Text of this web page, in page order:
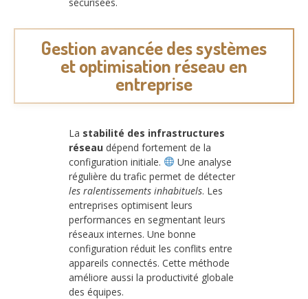
Gestion avancée des systèmes
et optimisation réseau en
entreprise
La stabilité des infrastructures
réseau dépend fortement de la
configuration initiale.
Une analyse
régulière du trafic permet de détecter
les ralentissements inhabituels. Les
entreprises optimisent leurs
performances en segmentant leurs
réseaux internes. Une bonne
configuration réduit les conflits entre
appareils connectés. Cette méthode
améliore aussi la productivité globale
des équipes.